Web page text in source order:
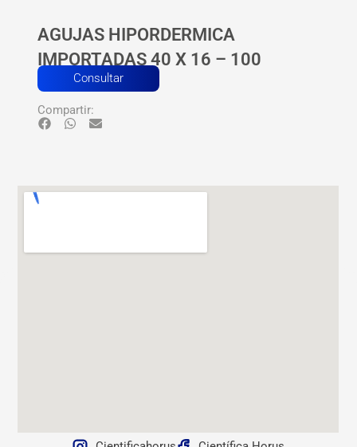
AGUJAS HIPORDERMICA
IMPORTADAS 40 X 16 – 100
Consultar
Compartir: